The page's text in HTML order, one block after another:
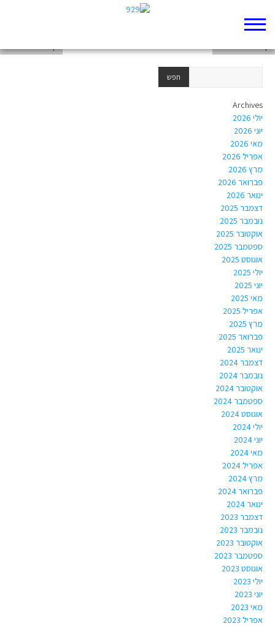
Archives
יולי 2026
יוני 2026
מאי 2026
אפריל 2026
מרץ 2026
פברואר 2026
ינואר 2026
דצמבר 2025
נובמבר 2025
אוקטובר 2025
ספטמבר 2025
אוגוסט 2025
יולי 2025
יוני 2025
מאי 2025
אפריל 2025
מרץ 2025
פברואר 2025
ינואר 2025
דצמבר 2024
נובמבר 2024
אוקטובר 2024
ספטמבר 2024
אוגוסט 2024
יולי 2024
יוני 2024
מאי 2024
אפריל 2024
מרץ 2024
פברואר 2024
ינואר 2024
דצמבר 2023
נובמבר 2023
אוקטובר 2023
ספטמבר 2023
אוגוסט 2023
יולי 2023
יוני 2023
מאי 2023
אפריל 2023